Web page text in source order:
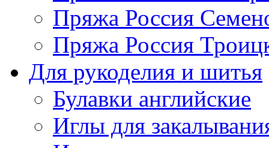
Пряжа Россия
Пряжа Россия
Для рукоделия и шитья
Булавки английские
Иглы для